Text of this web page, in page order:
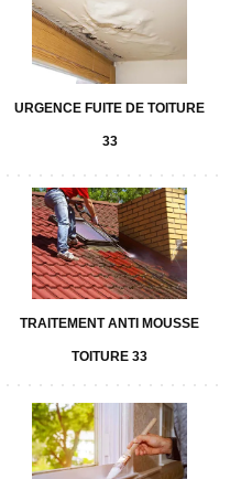
URGENCE FUITE DE TOITURE
33
TRAITEMENT ANTI MOUSSE
TOITURE 33